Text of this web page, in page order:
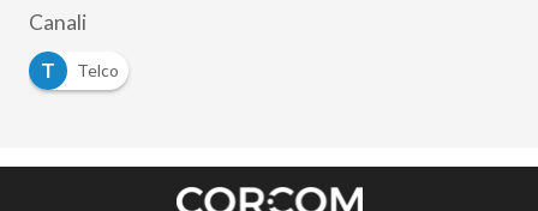
Canali
T
Telco